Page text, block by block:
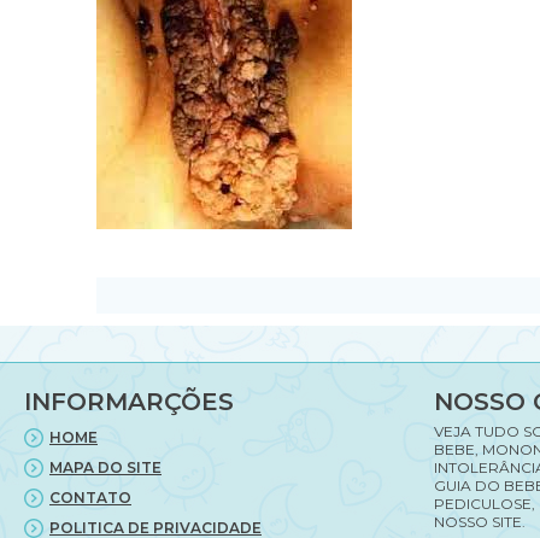
INFORMARÇÕES
HOME
MAPA DO SITE
CONTATO
POLITICA DE PRIVACIDADE
NOSSO
VEJA TUDO
BEBE,
GUIA DO
PEDICULOSE,
NOSSO SITE.